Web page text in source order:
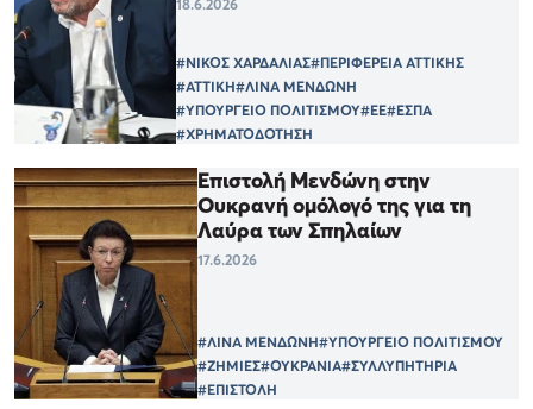
18.6.2026
#ΝΙΚΟΣ ΧΑΡΔΑΛΙΑΣ#ΠΕΡΙΦΕΡΕΙΑ ΑΤΤΙΚΗΣ
#ΑΤΤΙΚΗ#ΛΙΝΑ ΜΕΝΔΩΝΗ
#ΥΠΟΥΡΓΕΙΟ ΠΟΛΙΤΙΣΜΟΥ#ΕΕ#ΕΣΠΑ
#ΧΡΗΜΑΤΟΔΟΤΗΣΗ
Επιστολή Μενδώνη στην
Ουκρανή ομόλογό της για τη
Λαύρα των Σπηλαίων
17.6.2026
#ΛΙΝΑ ΜΕΝΔΩΝΗ#ΥΠΟΥΡΓΕΙΟ ΠΟΛΙΤΙΣΜΟΥ
#ΖΗΜΙΕΣ#ΟΥΚΡΑΝΙΑ#ΣΥΛΛΥΠΗΤΗΡΙΑ
#ΕΠΙΣΤΟΛΗ